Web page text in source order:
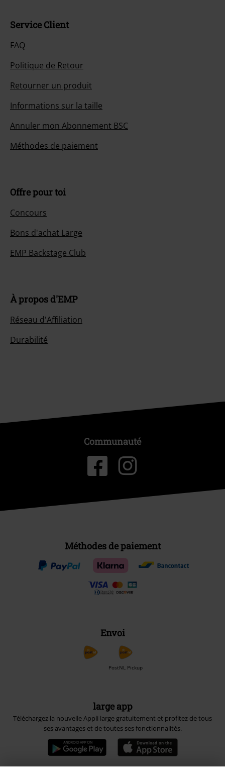
Service Client
FAQ
Politique de Retour
Retourner un produit
Informations sur la taille
Annuler mon Abonnement BSC
Méthodes de paiement
Offre pour toi
Concours
Bons d'achat Large
EMP Backstage Club
À propos d'EMP
Réseau d'Affiliation
Durabilité
Communauté
Méthodes de paiement
Envoi
PostNL Pickup
large app
Téléchargez la nouvelle Appli large gratuitement et profitez de tous
ses avantages et de toutes ses fonctionnalités.